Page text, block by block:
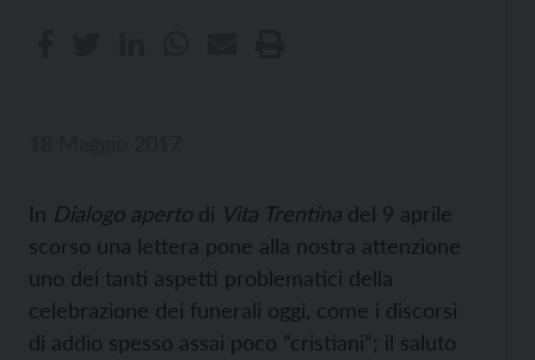
In Dialogo aperto di Vita Trentina del 9 aprile
scorso una lettera pone alla nostra attenzione
uno dei tanti aspetti problematici della
celebrazione dei funerali oggi, come i discorsi
di addio spesso assai poco “cristiani”; il saluto